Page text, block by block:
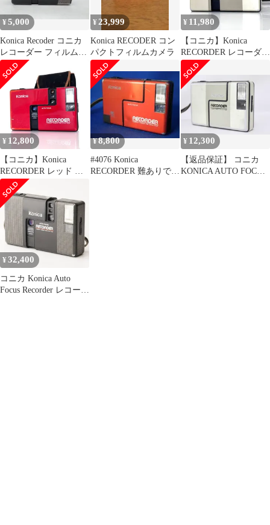
¥5,000
Konica Recoder コニカ
レコーダー フィルムカ
メラ
¥ 23,999
Konica RECODER コン
パクトフィルムカメラ
¥ 11,980
【コニカ】Konica
RECORDER レコーダー
White フィルムカメラ
#T651D
¥ 12,800
【コニカ】Konica
RECORDER レッド フ
ィルムカメラ #U247
¥8,800
#4076 Konica
RECORDER 難ありでも
¥ 12,300
【返品保証】 コニカ
KONICA AUTO FOCUS
¥32,400
コニカ Konica Auto
Focus Recorder レコーダ